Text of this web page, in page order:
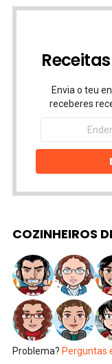
Envia o teu
receberes
Endereço
email
COZINHEIROS
Problema? Perguntas